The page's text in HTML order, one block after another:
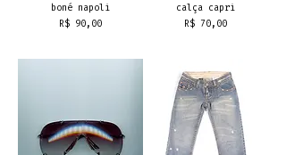
boné napoli
Preço
R$ 90,00
calça capri
Preço
R$ 70,00